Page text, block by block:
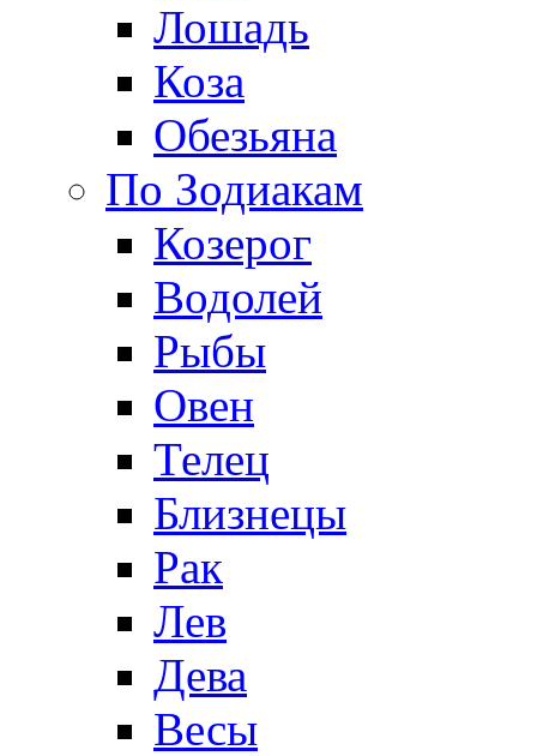
Лошадь
Коза
Обезьяна
По Зодиакам
Козерог
Водолей
Рыбы
Овен
Телец
Близнецы
Рак
Лев
Дева
Весы